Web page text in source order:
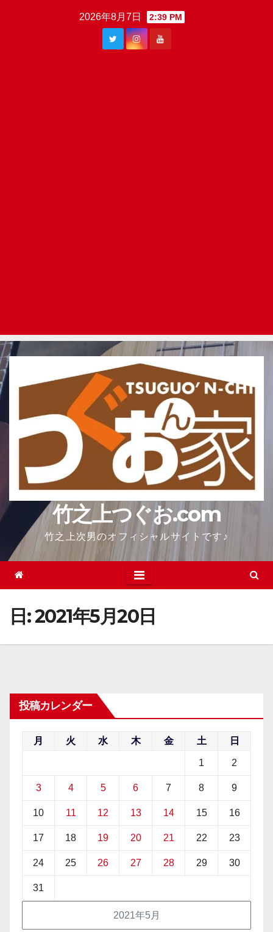
2026年8月7日 2:39 PM
竹之上つぐお.com
竹之上次男のオフィシャルサイトです♪
日:2021年5月20日
投稿カレンダー
2021年5月
月 火 水 木 金 土 日
1 2
3 4 5 6 7 8 9
10 11 12 13 14 15 16
17 18 19 20 21 22 23
24 25 26 27 28 29 30
31